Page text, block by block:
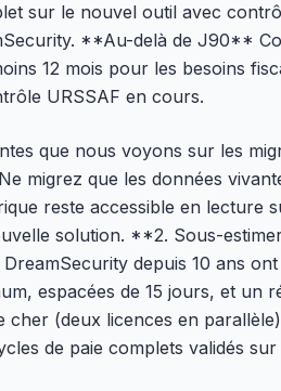
sur le nouvel outil avec
**Au-delà de J90**
12 mois pour les besoins
URSSAF en cours.
que nous voyons sur les
migrez que les données
reste accessible en lecture
solution. **2. Sous-
depuis 10 ans
espacées de 15 jours, et un
(deux licences en
de paie complets validés